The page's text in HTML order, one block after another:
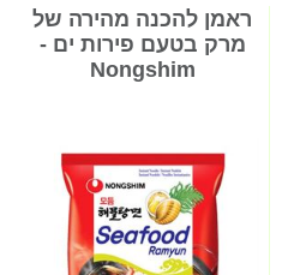
ראמן להכנה מהירה של
מרק בטעם פירות ים -
Nongshim